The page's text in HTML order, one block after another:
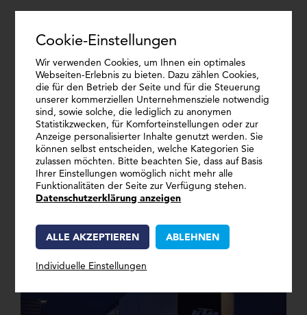
Kellner & Kunz AG, ARGE Kellner & Kunz
Köcherhälse, Stahlbetonstützen, Stahlbetonträger, T-
Binder, TT-Elemente, Sonderelemente, VSE
Vorgespannte Elementdecke, HWE
Hohlwandelemente, ED Elementdecke
Reine OBERNDORFER Montagezeit
16 Wochen
Cookie-Einstellungen
Wir verwenden Cookies, um Ihnen ein optimales
Webseiten-Erlebnis zu bieten. Dazu zählen Cookies,
die für den Betrieb der Seite und für die Steuerung
unserer kommerziellen Unternehmensziele notwendig
sind, sowie solche, die lediglich zu anonymen
Statistikzwecken, für Komforteinstellungen oder zur
Anzeige personalisierter Inhalte genutzt werden. Sie
können selbst entscheiden, welche Kategorien Sie
zulassen möchten. Bitte beachten Sie, dass auf Basis
Ihrer Einstellungen womöglich nicht mehr alle
Funktionalitäten der Seite zur Verfügung stehen.
Datenschutzerklärung anzeigen
ALLE AKZEPTIEREN ABLEHNEN
Individuelle Einstellungen